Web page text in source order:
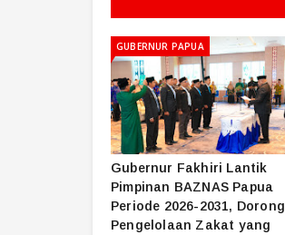
GUBERNUR PAPUA
Gubernur Fakhiri Lantik
Pimpinan BAZNAS Papua
Periode 2026-2031, Dorong
Pengelolaan Zakat yang